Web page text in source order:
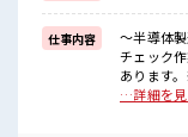
【無期雇用派遣】
◎当社と期間制限の
派遣先で働けます◎
■最短即日入社決定
条件があえば応募
仕事内容
～半導体
チェック
あります
験1年以上ある方 ※寮アリのお仕事！一人
…詳細を見